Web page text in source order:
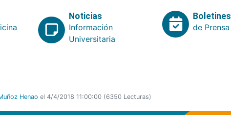
Noticias
Información
Universitaria
Boletines
de Prensa
Henao el 4/4/2018 11:00:00 (6350 Lecturas)